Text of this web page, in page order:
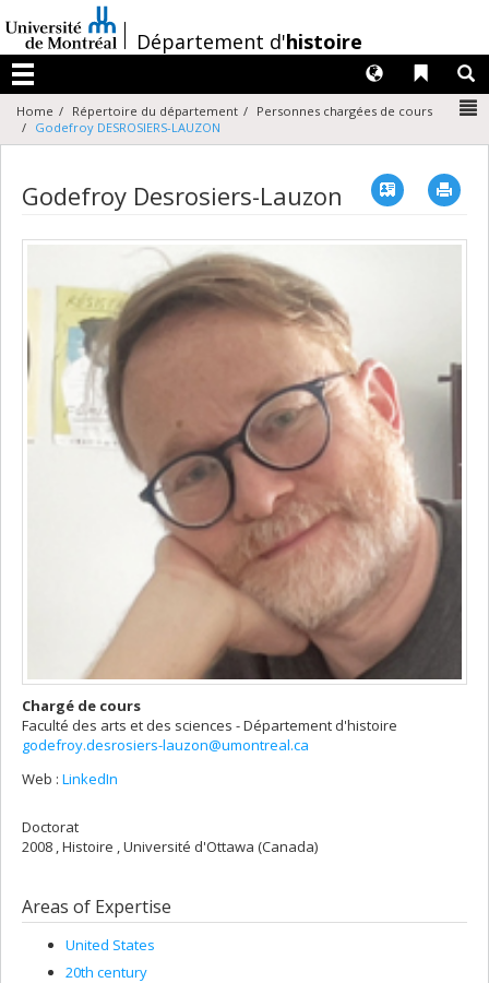
au
contenu
/Département d'histoire
Menu
Liens
Langues
Home Répertoire du département
Personnes chargées de cours
Godefroy DESROSIERS-LAUZON
Godefroy Desrosiers-Lauzon Vcard
Chargé de cours
Faculté des arts et des sciences - Département d'histoire
godefroy.desrosiers-lauzon@umontreal.ca
Web : LinkedIn
Doctorat
2008 , Histoire , Université d'Ottawa (Canada)
Areas of Expertise
United States
20th century